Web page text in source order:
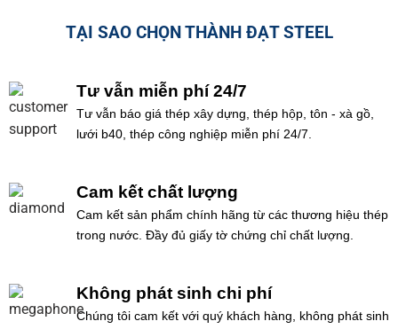
TẠI SAO CHỌN THÀNH ĐẠT STEEL
Tư vẫn miễn phí 24/7
Tư vẫn báo giá thép xây dựng, thép hộp, tôn - xà gồ,
lưới b40, thép công nghiệp miễn phí 24/7.
Cam kết chất lượng
Cam kết sản phẩm chính hãng từ các thương hiệu thép
trong nước. Đầy đủ giấy tờ chứng chỉ chất lượng.
Không phát sinh chi phí
Chúng tôi cam kết với quý khách hàng, không phát sinh